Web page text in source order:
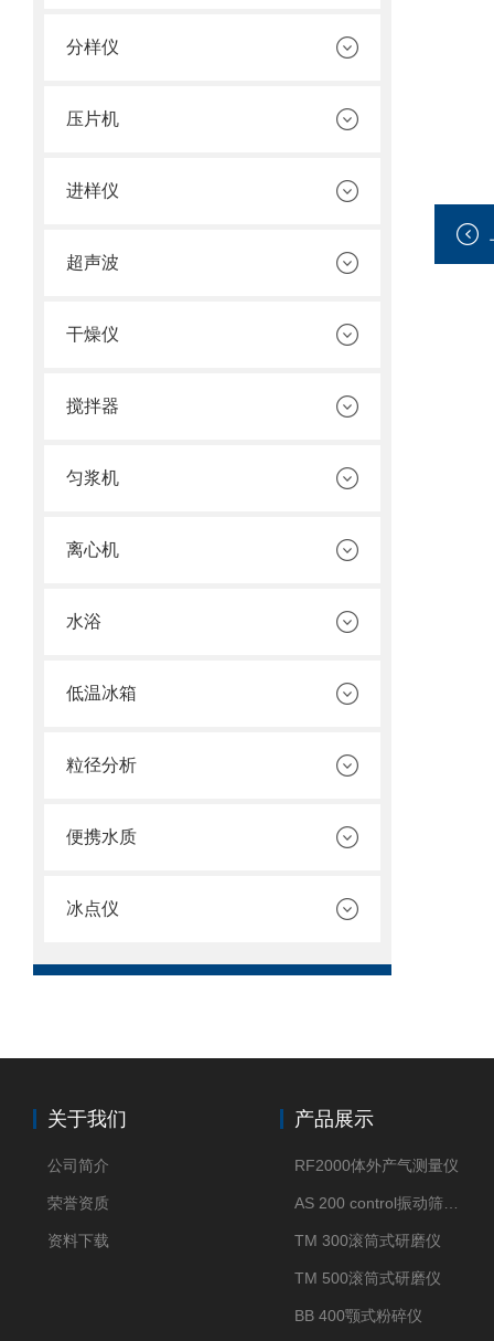
分样仪
压片机
进样仪
超声波
干燥仪
搅拌器
匀浆机
离心机
水浴
低温冰箱
粒径分析
便携水质
冰点仪
关于我们
公司简介
荣誉资质
资料下载
产品展示
RF2000体外产气测量仪
TM 300滚筒式研磨仪
TM 500滚筒式研磨仪
BB 400颚式粉碎仪